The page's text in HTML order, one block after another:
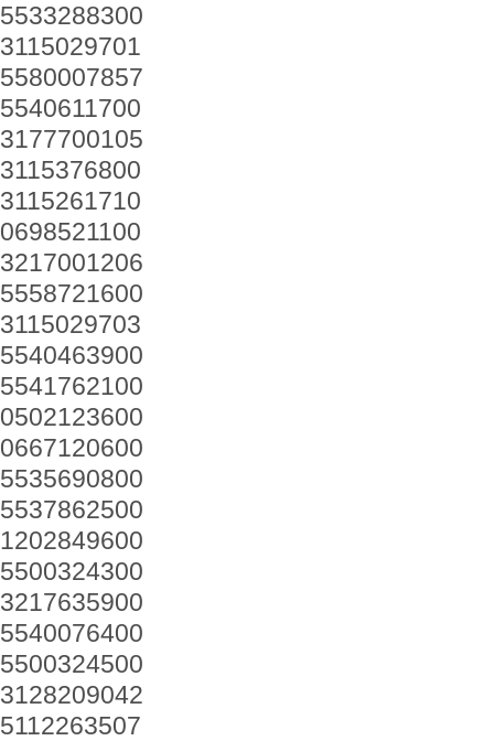
5533288300
3115029701
5580007857
5540611700
3177700105
3115376800
3115261710
0698521100
3217001206
5558721600
3115029703
5540463900
5541762100
0502123600
0667120600
5535690800
5537862500
1202849600
5500324300
3217635900
5540076400
5500324500
3128209042
5112263507